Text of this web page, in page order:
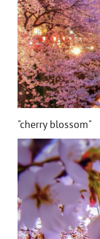
"cherry blossom"